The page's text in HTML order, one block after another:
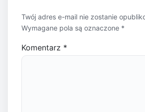
Twój adres e-mail nie zostanie
Wymagane pola są oznaczone *
Komentarz *